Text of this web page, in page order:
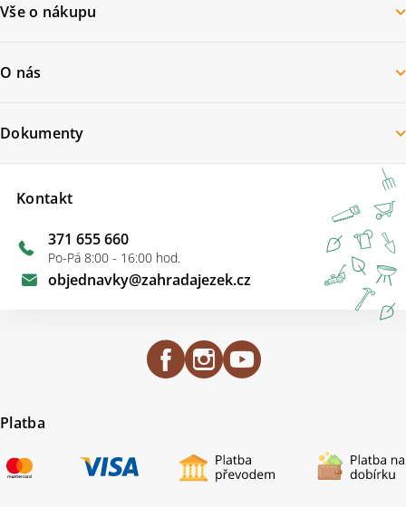
Vše o nákupu
O nás
Kontakt
objednavky@zahradajezek.cz
371 655 660
Po-Pá 8:00 - 16:00 hod.
Dokumenty
Platba